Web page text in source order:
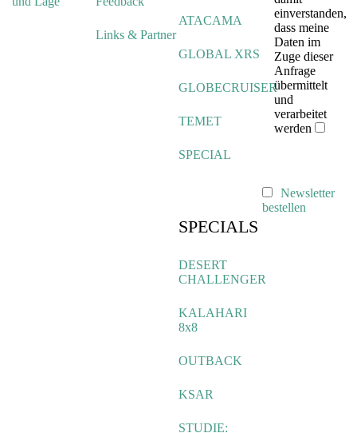
Links & Partner
ATACAMA
GLOBAL XRS
GLOBECRUISER
TEMET
SPECIAL
SPECIALS
DESERT
CHALLENGER
KALAHARI
8x8
OUTBACK
KSAR
STUDIE:
einverstanden,
dass meine
Daten im
Zuge dieser
Anfrage
übermittelt
und
verarbeitet
werden
Newsletter
bestellen